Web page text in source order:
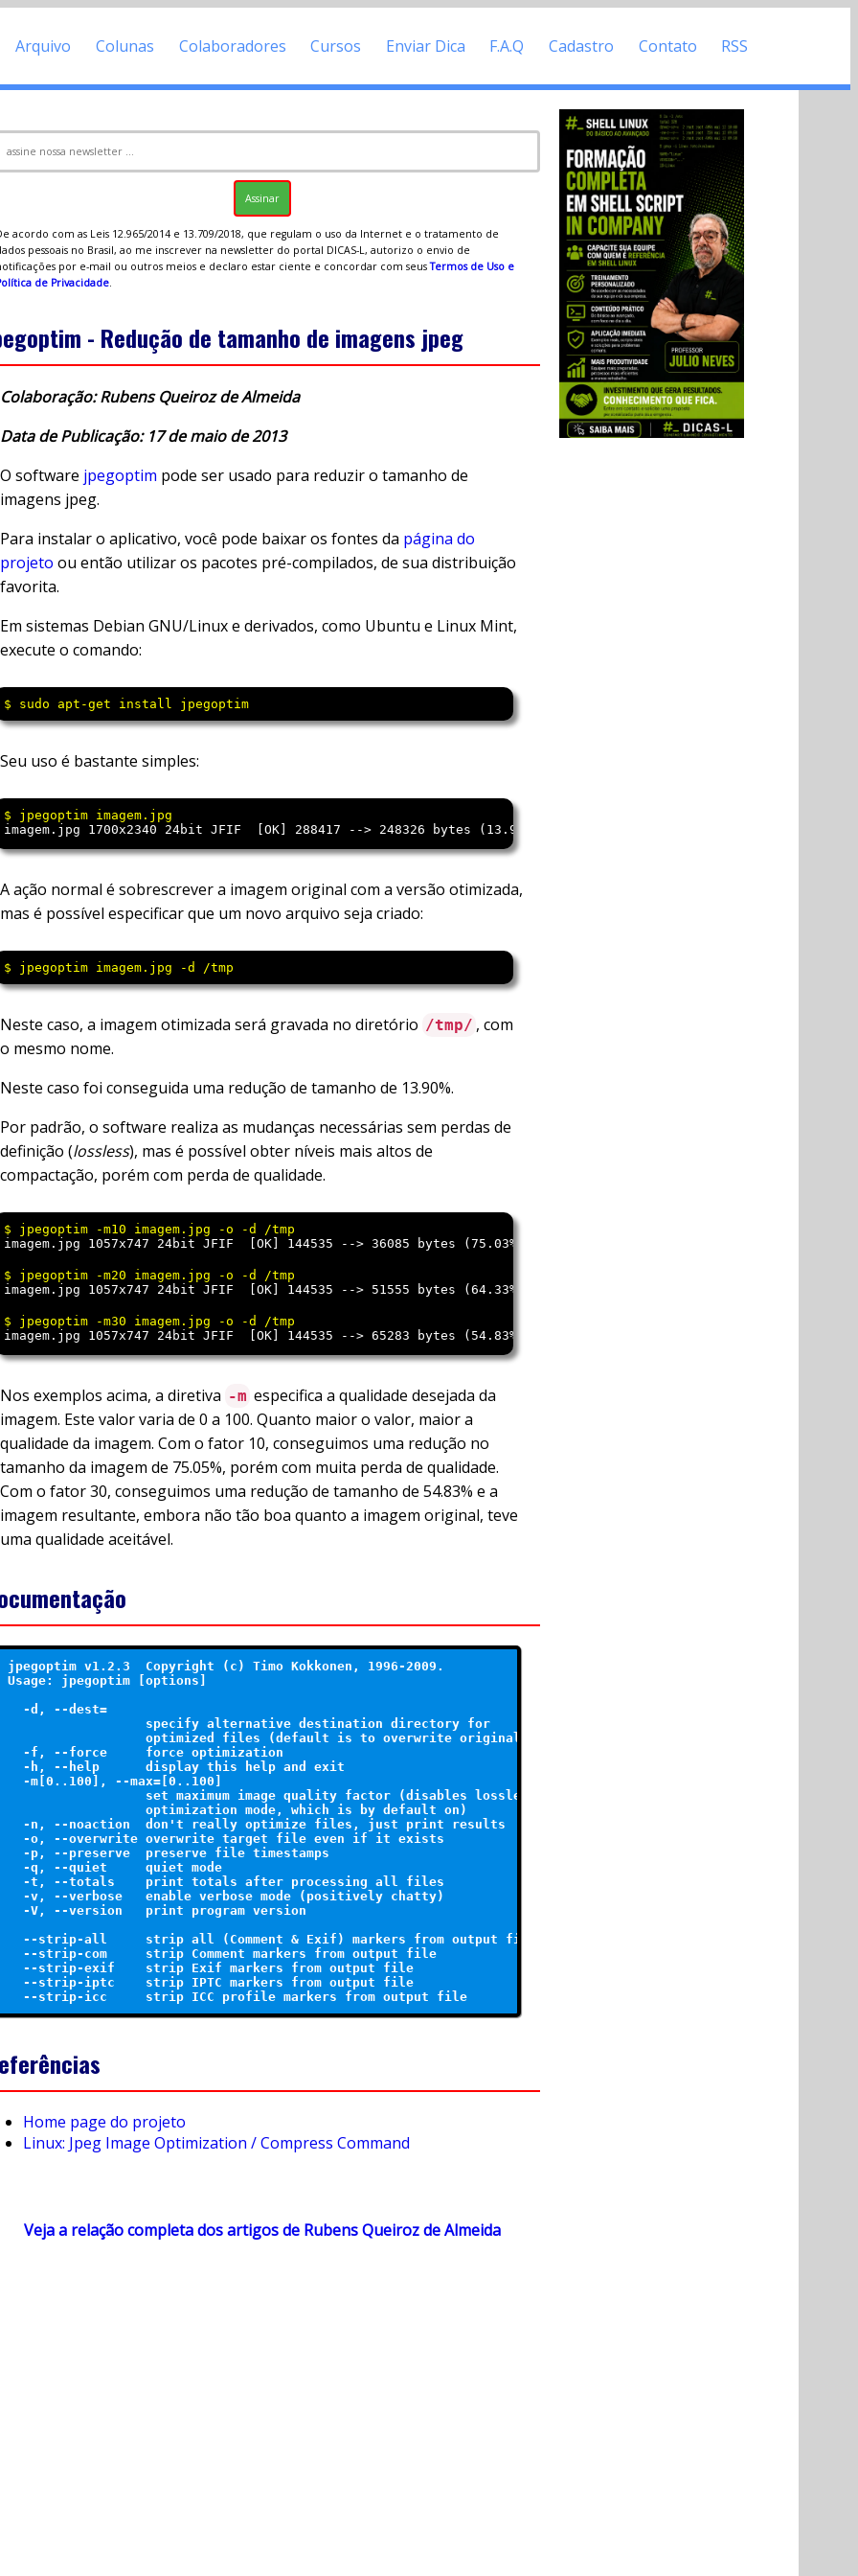
Arquivo Colunas Colaboradores Cursos Enviar Dica F.A.Q Cadastro Contato RSS
acordo com as Leis 12.965/2014 e 13.709/2018, que regulam o uso da Internet e o tratamento de
pessoais no Brasil, ao me inscrever na newsletter do portal DICAS-L, autorizo o envio de
por e-mail ou outros meios e declaro estar ciente e concordar com seusTermos de Uso e
de Privacidade.
- Redução de tamanho de imagens jpeg
Colaboração: Rubens Queiroz de Almeida
Data de Publicação: 17 de maio de 2013
O software jpegoptim pode ser usado para reduzir o tamanho de
imagens jpeg.
Para instalar o aplicativo, você pode baixar os fontes da página do
projeto ou então utilizar os pacotes pré-compilados, de sua distribuição
favorita.
Em sistemas Debian GNU/Linux e derivados, como Ubuntu e Linux Mint,
execute o comando:
$ sudo apt-get install jpegoptim
Seu uso é bastante simples:
imagem.jpg 1700x2340 24bit JFIF  [OK] 288417 --> 248326 bytes (13.90%), optimized.
A ação normal é sobrescrever a imagem original com a versão otimizada,
mas é possível especificar que um novo arquivo seja criado:
$ jpegoptim imagem.jpg -d /tmp
Neste caso, a imagem otimizada será gravada no diretório /tmp/ , com
o mesmo nome.
Neste caso foi conseguida uma redução de tamanho de 13.90%.
Por padrão, o software realiza as mudanças necessárias sem perdas de
definição (lossless), mas é possível obter níveis mais altos de
compactação, porém com perda de qualidade.
imagem.jpg 1057x747 24bit JFIF  [OK] 144535 --> 36085 bytes (75.03%), optimized.
imagem.jpg 1057x747 24bit JFIF  [OK] 144535 --> 51555 bytes (64.33%), optimized.
imagem.jpg 1057x747 24bit JFIF  [OK] 144535 --> 65283 bytes (54.83%), optimized.
Nos exemplos acima, a diretiva -m especifica a qualidade desejada da
imagem. Este valor varia de 0 a 100. Quanto maior o valor, maior a
qualidade da imagem. Com o fator 10, conseguimos uma redução no
tamanho da imagem de 75.05%, porém com muita perda de qualidade.
Com o fator 30, conseguimos uma redução de tamanho de 54.83% e a
imagem resultante, embora não tão boa quanto a imagem original, teve
uma qualidade aceitável.
jpegoptim v1.2.3  Copyright (c) Timo Kokkonen, 1996-2009.
Usage: jpegoptim [options]
  -d
, --dest=
                  specify alternative destination directory for
                  optimized files (default is to overwrite originals)
  -f, --force     force optimization
  -h, --help      display this help and exit
  -m[0..100], --max=[0..100]
                  set maximum image quality factor (disables lossless
                  optimization mode, which is by default on)
  -n, --noaction  don't really optimize files, just print results
  -o, --overwrite overwrite target file even if it exists
  -p, --preserve  preserve file timestamps
  -q, --quiet     quiet mode
  -t, --totals    print totals after processing all files
  -v, --verbose   enable verbose mode (positively chatty)
  -V, --version   print program version
  --strip-all     strip all (Comment & Exif) markers from output file
  --strip-com     strip Comment markers from output file
  --strip-exif    strip Exif markers from output file
  --strip-iptc    strip IPTC markers from output file
Home page do projeto
Linux: Jpeg Image Optimization / Compress Command
Veja a relação completa dos artigos de Rubens Queiroz de Almeida